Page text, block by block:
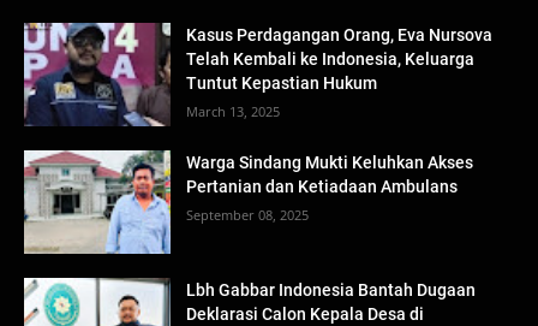
Kasus Perdagangan Orang, Eva Nursova
Telah Kembali ke Indonesia, Keluarga
Tuntut Kepastian Hukum
March 13, 2025
Warga Sindang Mukti Keluhkan Akses
Pertanian dan Ketiadaan Ambulans
September 08, 2025
Lbh Gabbar Indonesia Bantah Dugaan
Deklarasi Calon Kepala Desa di